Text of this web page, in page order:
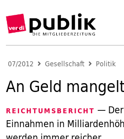
07/2012 Gesellschaft Politik
An Geld
REICHTUMSBERICHT —
Einnahmen in